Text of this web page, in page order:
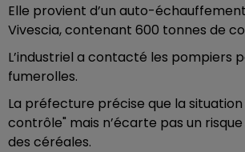
Elle provient d’un auto-
Vivescia, contenant 600 tonnes de
L’industriel a contacté les pompiers
fumerolles.
La préfecture précise que la situation
contrôle" mais n’écarte pas un
des céréales.